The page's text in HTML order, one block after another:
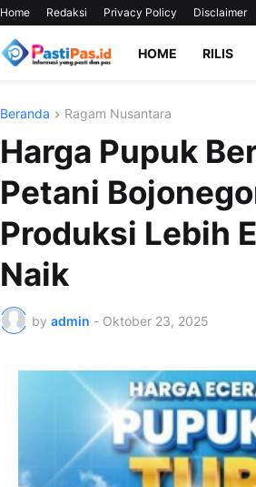
Home Redaksi Privacy Policy Disclaimer
HOME RILIS
Beranda Ragam Nusantara
Harga Pupuk
Petani
Produksi Lebih
Naik
by admin - Oktober 23, 2025